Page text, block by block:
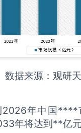
数据来源：观研
2026年中国****
年将达到**亿元